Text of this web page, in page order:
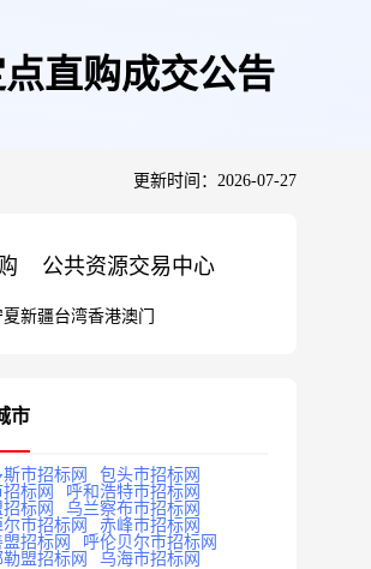
直购成交公告
更新时间：2026-07-27
公共资源交易中心
夏新疆台湾香港澳门
市
市招标网
包头市招标网
标网
呼和浩特市招标网
标网
乌兰察布市招标网
尔市招标网
赤峰市招标网
招标网
呼伦贝尔市招标网
盟招标网
乌海市招标网